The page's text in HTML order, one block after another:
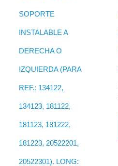
SOPORTE
INSTALABLE A
DERECHA O
IZQUIERDA (PARA
REF.: 134122,
134123, 181122,
181123, 181222,
181223, 20522201,
20522301). LONG: